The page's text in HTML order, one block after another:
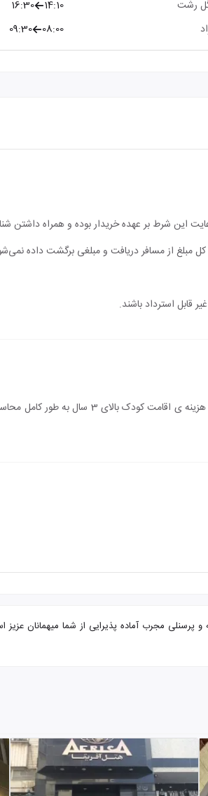
رشت 14:10
16:30
08:00
09:30
این شرط بر عهده خریدار بوده و همراه داشتن
کل مبلغ از مسافر دریافت و مبلغی برگشت داده
قابل استرداد باشند.
سن اقامت کودک زیر 3 سال (درصورت عدم استفاده از
هتل ارم 2 ستاره همراه با سرو صبحانه بوفه و پرسنلی مجرب آماده